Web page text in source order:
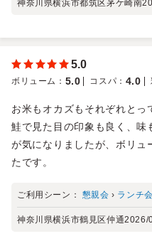
神奈川県横浜市都筑区茅ケ崎南
5.0
ボリューム ： 5.0 コスパ ： 4.0
お米もオカズもそれぞれとっ
鮭で見た目の印象も良く、味
が気になりましたが、ボリュ
たです。
ご利用シーン： 懇親会 › ランチ会
神奈川県横浜市鶴見区仲通2026/